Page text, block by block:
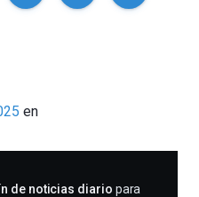
en
de noticias diario para